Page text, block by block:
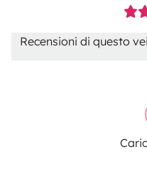
Recensioni di questo